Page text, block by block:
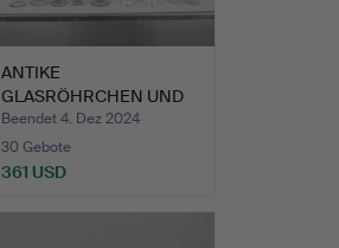
ANTIKE
GLASRÖHRCHEN UND
ANDERES GLAS.
Beendet 4. Dez 2024
30 Gebote
361 USD